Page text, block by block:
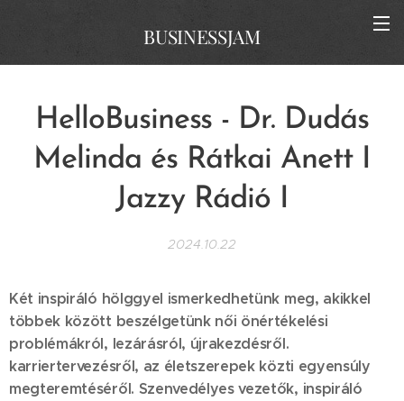
BUSINESSJAM
HelloBusiness - Dr. Dudás
Melinda és Rátkai Anett I
Jazzy Rádió I
2024.10.22
Két inspiráló hölggyel ismerkedhetünk meg, akikkel
többek között beszélgetünk női önértékelési
problémákról, lezárásról, újrakezdésről.
karriertervezésről, az életszerepek közti egyensúly
megteremtéséről. Szenvedélyes vezetők, inspiráló